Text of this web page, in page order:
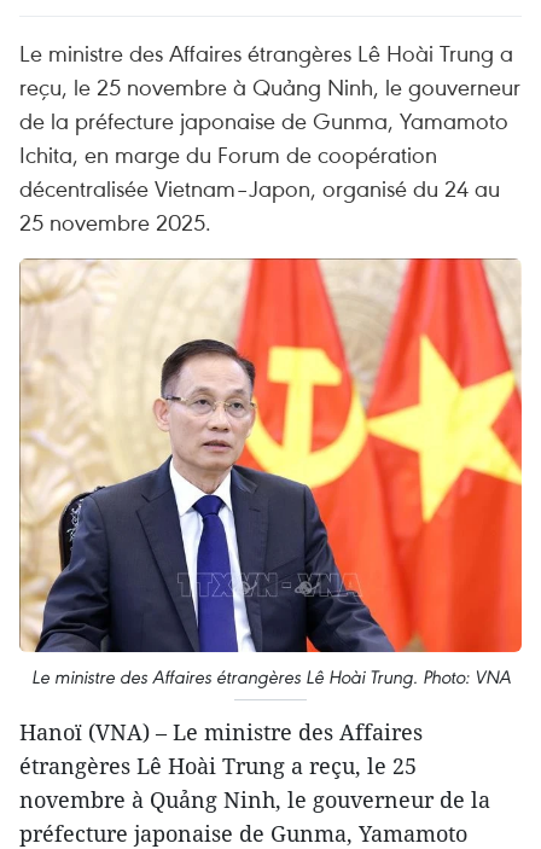
Le ministre des Affaires étrangères Lê Hoài Trung a
reçu, le 25 novembre à Quảng Ninh, le gouverneur
de la préfecture japonaise de Gunma, Yamamoto
Ichita, en marge du Forum de coopération
décentralisée Vietnam–Japon, organisé du 24 au
25 novembre 2025.
Le ministre des Affaires étrangères Lê Hoài Trung. Photo: VNA
Hanoï (VNA) – Le ministre des Affaires
étrangères Lê Hoài Trung a reçu, le 25
novembre à Quảng Ninh, le gouverneur de la
préfecture japonaise de Gunma, Yamamoto